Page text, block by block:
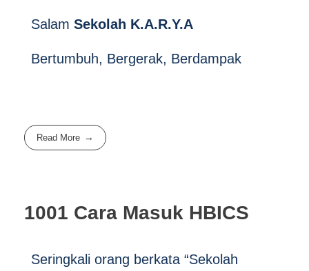
Salam Sekolah K.A.R.Y.A
Bertumbuh, Bergerak, Berdampak
Read More
1001 Cara Masuk HBICS
Seringkali orang berkata “Sekolah